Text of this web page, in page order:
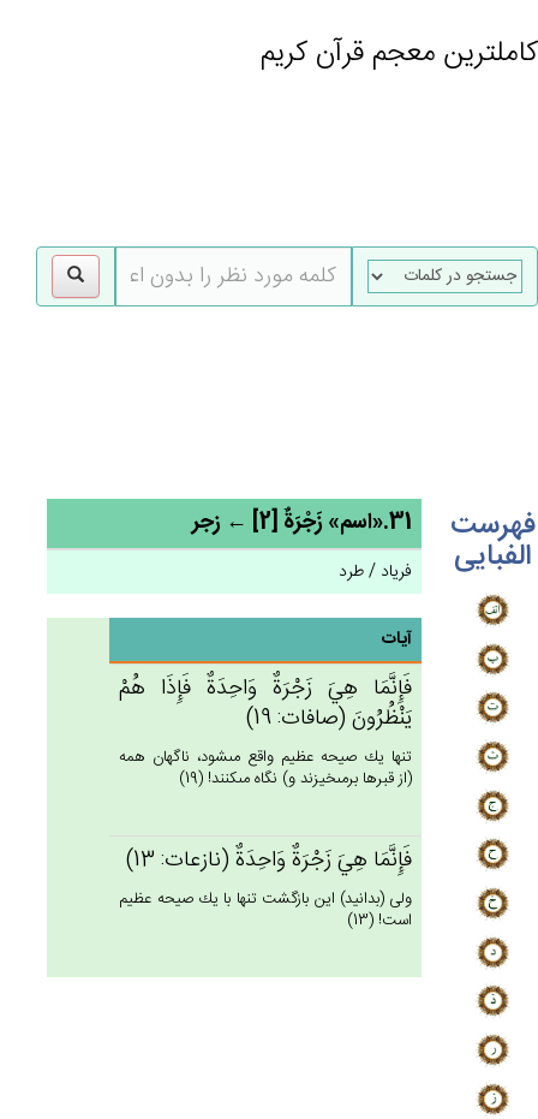
کاملترین معجم قرآن کریم
فهرست
الفبایی
31.«اسم» زَجْرَة‌ٌ [2] ← زجر
فریاد / طرد
آیات
فَإِنَّمَا هِي‌َ زَجْرَة‌ٌ وَاحِدَة‌ٌ فَإِذَا هُم‌ْ
يَنْظُرُون‌َ (صافات: 19)
تنها يك صيحه عظيم واقع مى‏شود، ناگهان همه
(از قبرها برمى‏خيزند و) نگاه مى‏كنند! (19)
فَإِنَّمَا هِي‌َ زَجْرَة‌ٌ وَاحِدَة‌ٌ (نازعات: 13)
ولى (بدانيد) اين بازگشت تنها با يك صيحه عظيم
است! (13)